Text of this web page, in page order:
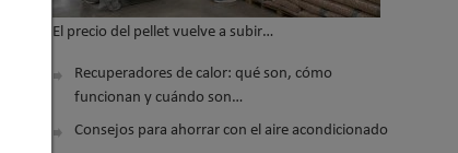
El precio del pellet vuelve a subir…
Recuperadores de calor: qué son, cómo
funcionan y cuándo son…
Consejos para ahorrar con el aire acondicionado